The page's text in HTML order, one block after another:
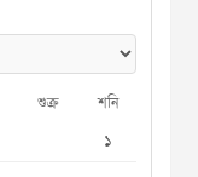
শুক্র শনি
১